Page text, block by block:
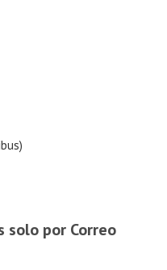
solo por Correo